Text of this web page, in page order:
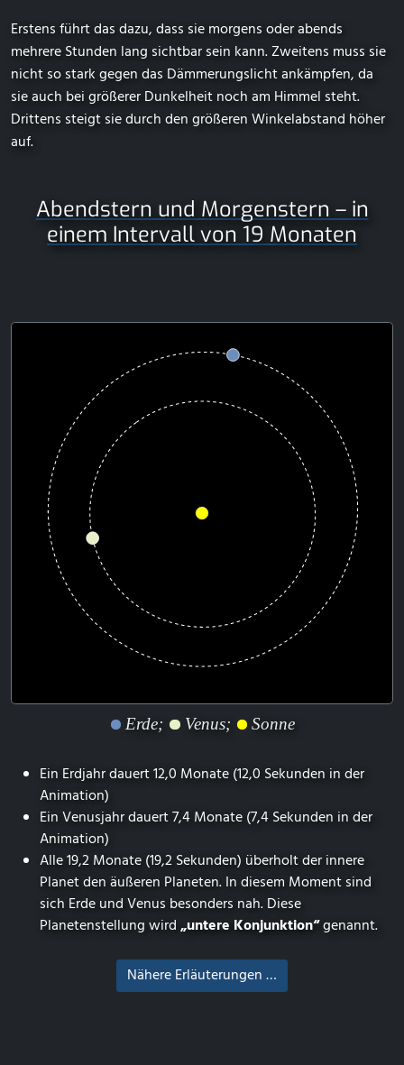
Erstens führt das dazu, dass sie morgens oder abends
mehrere Stunden lang sichtbar sein kann. Zweitens muss sie
nicht so stark gegen das Dämmerungslicht ankämpfen, da
sie auch bei größerer Dunkelheit noch am Himmel steht.
Drittens steigt sie durch den größeren Winkelabstand höher
auf.
Abendstern und Morgenstern – in
einem Intervall von 19 Monaten
Erde; Venus; Sonne
Ein Erdjahr dauert 12,0 Monate (12,0 Sekunden in der
Animation)
Ein Venusjahr dauert 7,4 Monate (7,4 Sekunden in der
Animation)
Alle 19,2 Monate (19,2 Sekunden) überholt der innere
Planet den äußeren Planeten. In diesem Moment sind
sich Erde und Venus besonders nah. Diese
Planetenstellung wird„untere Konjunktion“genannt.
Nähere Erläuterungen …